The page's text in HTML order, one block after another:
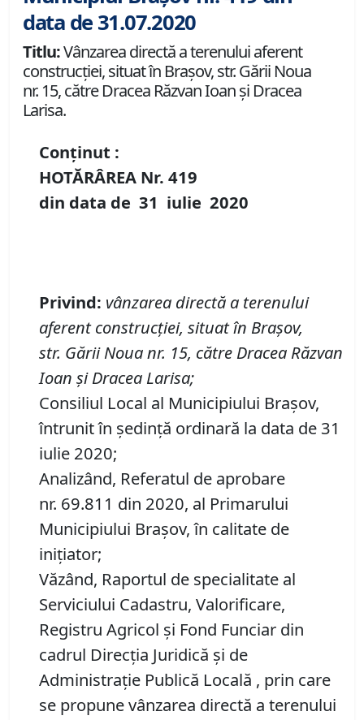
data de 31.07.2020
Titlu:Vânzarea directă a terenului aferent
construcției, situat în Brașov, str. Gării Noua
nr. 15, către Dracea Răzvan Ioan și Dracea
Larisa.
Conținut :
HOTĂRÂREA Nr. 419
din data de 31 iulie 2020
Privind: vânzarea directă a terenului
aferent construcției, situat în Brașov,
str. Gării Nouanr. 15, către Dracea Răzvan
Ioan și Dracea Larisa;
Consiliul Local al Municipiului Brașov,
întrunit în ședință ordinară la data de 31
iulie 2020;
Analizând, Referatul de aprobare
nr. 69.811 din 2020, al Primarului
Municipiului Brașov, în calitate de
inițiator;
Văzând, Raportul de specialitate al
Serviciului Cadastru, Valorificare,
Registru Agricol şi Fond Funciar din
cadrul Direcţia Juridică şi de
Administraţie Publică Locală , prin care
se propune vânzarea directă a terenului